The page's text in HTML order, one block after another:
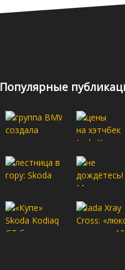
Популярные